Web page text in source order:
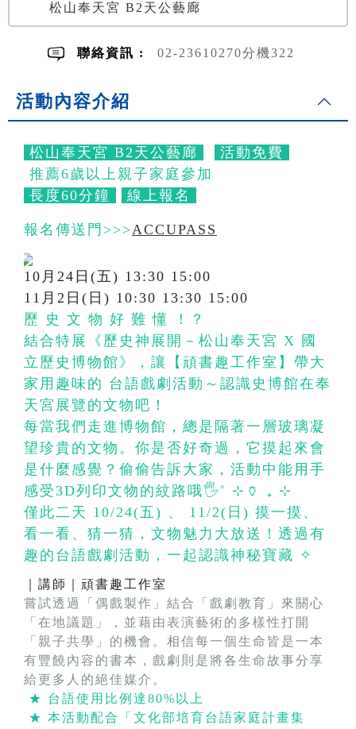
松山奉天宮 B2天公藝廊
聯絡資訊 : 02-23610270分機322
活動內容介紹
松山奉天宮 B2天公藝廊
活動免費
推薦6歲以上親子家庭參加
長度60分鐘
線上報名
報名傳送門>>>ACCUPASS
10月24日(五) 13:30 15:00
11月2日(日) 10:30 13:30 15:00
歷 史 文 物 好 難 懂 ！？
結合特展《歷史神展開－松山奉天宮 X 國
立歷史博物館》，讓【頑書趣工作室】帶大
家用趣味的 台語戲劇活動～認識史博館在奉
天宮展覽的文物吧！
每當我們走進博物館，總是隔著一層玻璃凝
望珍貴的文物。你是否好奇過，它摸起來會
是什麼感覺？偷偷告訴大家，活動中能用手
感受3D列印文物的紋路哦🖐️˚ ⊹🏺 ₊ ⊹
僅此二天 10/24(五) 、 11/2(日) 摸一摸、
看一看、猜一猜，文物魅力大放送！透過有
趣的台語戲劇活動，一起認識神秘寶藏 ✧
｜講師｜頑書趣工作室
嘗試透過「偶戲製作」結合「戲劇教育」來關心
「在地議題」，並藉由表演藝術的多樣性打開
「親子共學」的機會。相信每一個生命皆是一本
有豐饒內容的書本，戲劇則是將各生命故事分享
給更多人的絕佳媒介。
★ 台語使用比例達80%以上
★ 本活動配合「文化部培育台語家庭計畫集